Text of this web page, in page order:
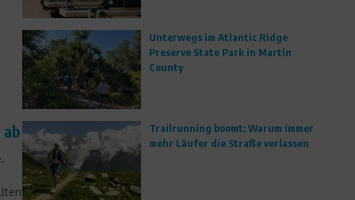
Unterwegs im Atlantic Ridge
Preserve State Park in Martin
County
Trailrunning boomt: Warum immer
mehr Läufer die Straße verlassen